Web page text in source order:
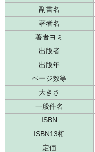
副書名
著者名
著者ヨミ
出版者
出版年
ページ数等
大きさ
一般件名
ISBN
ISBN13桁
定価